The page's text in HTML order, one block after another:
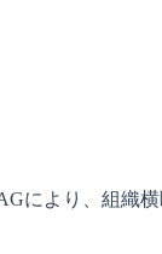
より、組